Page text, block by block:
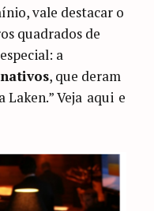
vale destacar o
quadrados de
a
, que deram
Veja aqui e